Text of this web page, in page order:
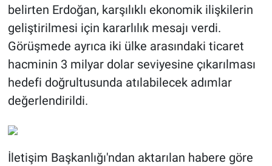
belirten Erdoğan, karşılıklı ekonomik ilişkilerin
geliştirilmesi için kararlılık mesajı verdi.
Görüşmede ayrıca iki ülke arasındaki ticaret
hacminin 3 milyar dolar seviyesine çıkarılması
hedefi doğrultusunda atılabilecek adımlar
değerlendirildi.
İletişim Başkanlığı'ndan aktarılan habere göre